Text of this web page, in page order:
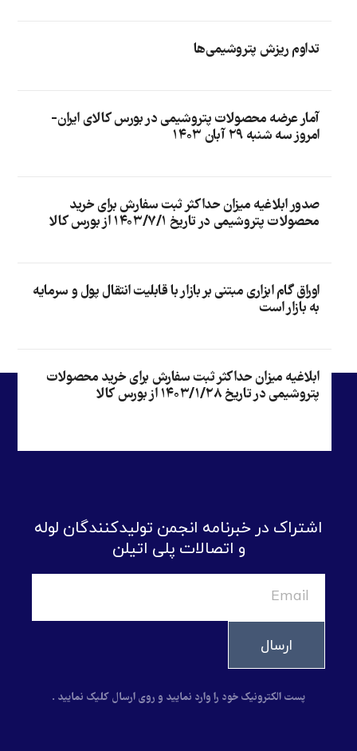
تداوم ریزش پتروشیمی‌ها
آمار عرضه محصولات پتروشیمی در بورس کالای ایران-
امروز سه شنبه ۲۹ آبان ۱۴۰۳
صدور ابلاغیه میزان حداکثر ثبت سفارش برای خرید
محصولات پتروشیمی در تاریخ ۱۴۰۳/۷/۱ از بورس کالا
اوراق گام ابزاری مبتنی بر بازار با قابلیت انتقال پول و سرمایه
به بازار است
ابلاغیه میزان حداکثر ثبت سفارش برای خرید محصولات
پتروشیمی در تاریخ ۱۴۰۳/۱/۲۸ از بورس کالا
اشتراک در خبرنامه انجمن تولیدکنندگان لوله
و اتصالات پلی اتیلن
ارسال
پست الکترونیک خود را وارد نمایید و روی ارسال کلیک نمایید .